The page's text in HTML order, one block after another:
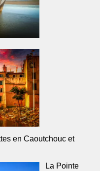
en Caoutchouc et
La Pointe